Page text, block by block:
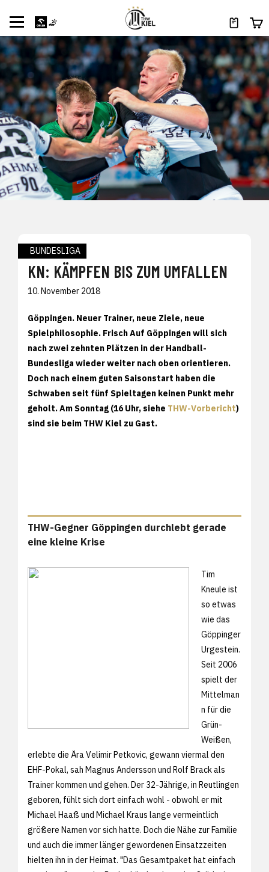
BUNDESLIGA
KN: KÄMPFEN BIS ZUM UMFALLEN
10. November 2018
Göppingen. Neuer Trainer, neue Ziele, neue
Spielphilosophie. Frisch Auf Göppingen will sich
nach zwei zehnten Plätzen in der Handball-
Bundesliga wieder weiter nach oben orientieren.
Doch nach einem guten Saisonstart haben die
Schwaben seit fünf Spieltagen keinen Punkt mehr
geholt. Am Sonntag (16 Uhr, siehe THW-Vorbericht)
sind sie beim THW Kiel zu Gast.
THW-Gegner Göppingen durchlebt gerade
eine kleine Krise
Tim
Kneule ist
so etwas
wie das
Göppinger
Urgestein.
Seit 2006
spielt der
Mittelman
n für die
Grün-
Weißen,
erlebte die Ära Velimir Petkovic, gewann viermal den
EHF-Pokal, sah Magnus Andersson und Rolf Brack als
Trainer kommen und gehen. Der 32-Jährige, in Reutlingen
geboren, fühlt sich dort einfach wohl - obwohl er mit
Michael Haaß und Michael Kraus lange vermeintlich
größere Namen vor sich hatte. Doch die Nähe zur Familie
und auch die immer länger gewordenen Einsatzzeiten
hielten ihn in der Heimat. "Das Gesamtpaket hat einfach